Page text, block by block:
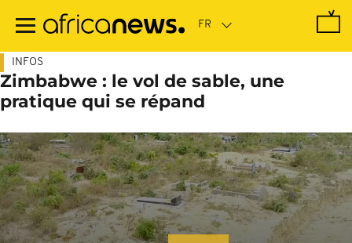
contenu
INFOS
Zimbabwe : le vol de sable, une
pratique qui se répand